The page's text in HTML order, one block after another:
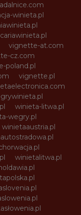
winieta.pl
vignette-at.com
cz.com
poland.pl
vignette.pl
winieta-litwa.pl
wegry.pl
winietaaustria.pl
winietalitwa.pl